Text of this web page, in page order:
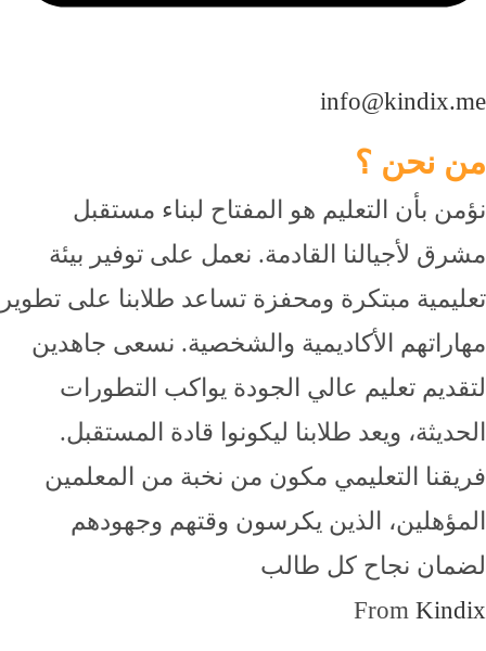
info@kindix.me
من نحن ؟
نؤمن بأن التعليم هو المفتاح لبناء مستقبل
مشرق لأجيالنا القادمة. نعمل على توفير بيئة
تعليمية مبتكرة ومحفزة تساعد طلابنا على تطوير
مهاراتهم الأكاديمية والشخصية. نسعى جاهدين
لتقديم تعليم عالي الجودة يواكب التطورات
الحديثة، ويعد طلابنا ليكونوا قادة المستقبل.
فريقنا التعليمي مكون من نخبة من المعلمين
المؤهلين، الذين يكرسون وقتهم وجهودهم
لضمان نجاح كل طالب
From Kindix